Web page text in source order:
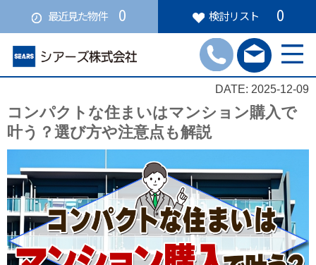
最近見た物件 0 検討リスト 0
DATE: 2025-12-09
コンパクトな住まいはマンション購入で
叶う？選び方や注意点も解説